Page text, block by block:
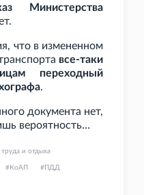
Министерства
что в измененном
все-таки
переходный
.
документа нет,
вероятность…
и отдыха
КоАП ПДД